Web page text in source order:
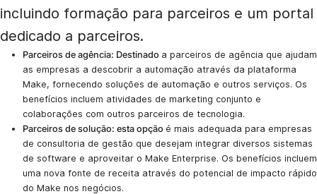
incluindo formação para parceiros e um portal
dedicado a parceiros.
Parceiros de agência: Destinado a parceiros de agência que ajudam
as empresas a descobrir a automação através da plataforma
Make, fornecendo soluções de automação e outros serviços. Os
benefícios incluem atividades de marketing conjunto e
colaborações com outros parceiros de tecnologia.
Parceiros de solução: esta opção é mais adequada para empresas
de consultoria de gestão que desejam integrar diversos sistemas
de software e aproveitar o Make Enterprise. Os benefícios incluem
uma nova fonte de receita através do potencial de impacto rápido
do Make nos negócios.